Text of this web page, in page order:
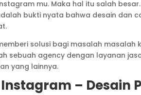
mu. Maka hal itu salah
bukti nyata bahwa desain dan
solusi bagi masalah masalah
sebuah agency dengan layanan
yang lainnya.
– Desain